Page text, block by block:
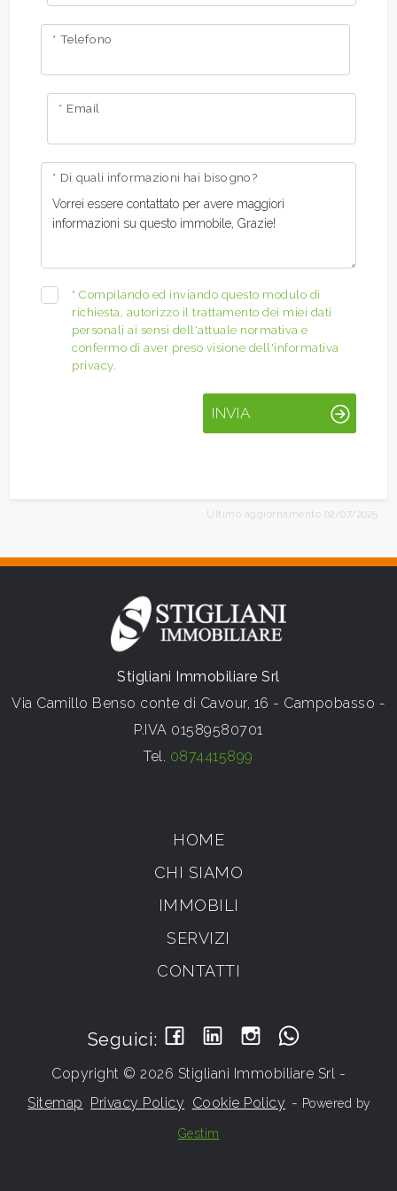
* Telefono
* Email
* Di quali informazioni hai bisogno?
*Compilando ed inviando questo modulo di
richiesta, autorizzo il trattamento dei miei dati
personali ai sensi dell'attuale normativa e
confermo di aver preso visione dell'informativa
privacy.
INVIA
Ultimo aggiornamento 02/07/2025
Stigliani Immobiliare Srl
Via Camillo Benso conte di Cavour, 16 - Campobasso -
P.IVA 01589580701
Tel. 0874415899
HOME
CHI SIAMO
IMMOBILI
SERVIZI
CONTATTI
Seguici:
Copyright © 2026 Stigliani Immobiliare Srl -
Sitemap Privacy Policy Cookie Policy - Powered by
Gestim